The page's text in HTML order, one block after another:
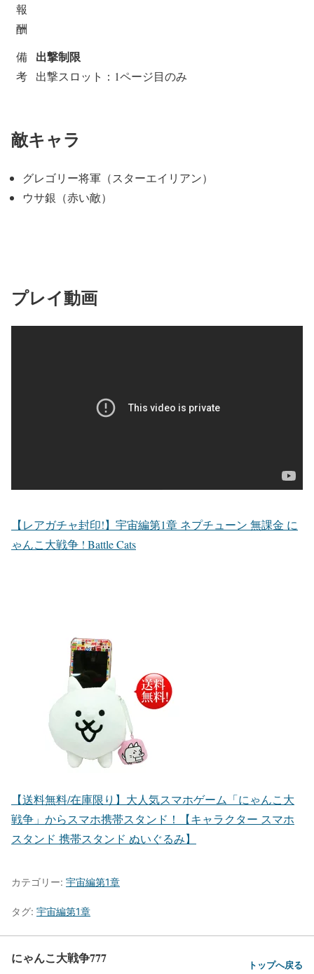
報
酬
備
考
出撃制限
出撃スロット：1ページ目のみ
敵キャラ
グレゴリー将軍（スターエイリアン）
ウサ銀（赤い敵）
プレイ動画
【レアガチャ封印!】宇宙編第1章 ネプチューン 無課金 に
ゃんこ大戦争 ! Battle Cats
【送料無料/在庫限り】大人気スマホゲーム「にゃんこ大
戦争」からスマホ携帯スタンド！【キャラクター スマホ
スタンド 携帯スタンド ぬいぐるみ】
カテゴリー: 宇宙編第1章
タグ: 宇宙編第1章
にゃんこ大戦争777 トップへ戻る